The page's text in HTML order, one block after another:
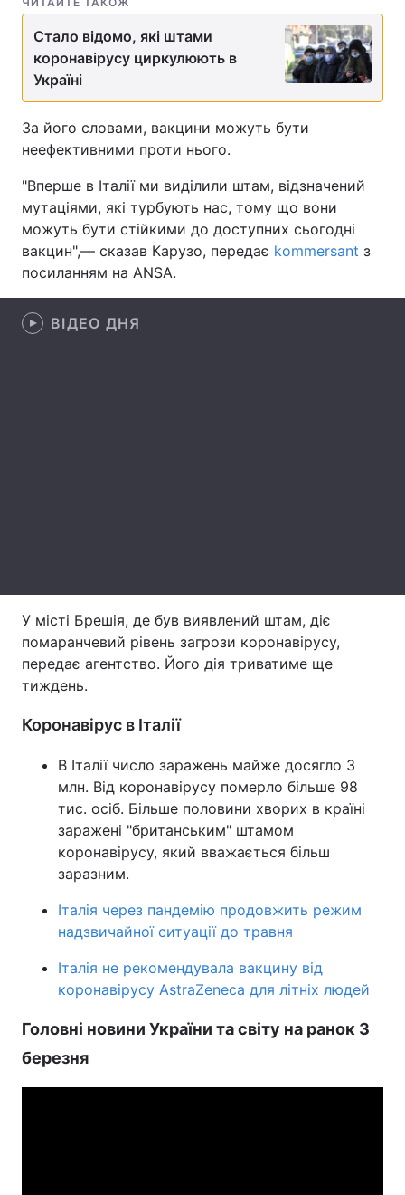
Спорт
Техно і зв'язок
Здоров'я Туризм
Цікавинки Погода
Екологія Регіони
Лонгріди
Відео з Youtube
Тема оформлення
Стало відомо, які штами
коронавірусу циркулюють в
Україні
За його словами, вакцини можуть бути
неефективними проти нього.
"Вперше в Італії ми виділили штам, відзначений
мутаціями, які турбують нас, тому що вони
можуть бути стійкими до доступних сьогодні
вакцин",— сказав Карузо, передає kommersant з
посиланням на ANSA.
ВІДЕО ДНЯ
У місті Брешія, де був виявлений штам, діє
помаранчевий рівень загрози коронавірусу,
передає агентство. Його дія триватиме ще
тиждень.
Коронавірус в Італії
В Італії число заражень майже досягло 3
млн. Від коронавірусу померло більше 98
тис. осіб. Більше половини хворих в країні
заражені "британським" штамом
коронавірусу, який вважається більш
заразним.
Італія через пандемію продовжить режим
надзвичайної ситуації до травня
Італія не рекомендувала вакцину від
коронавірусу AstraZeneca для літніх людей
Головні новини України та світу на ранок 3
березня